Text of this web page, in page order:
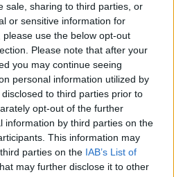
sale, sharing to third parties, or
or sensitive information for
use the below opt-out
Please note that after your
you may continue seeing
personal information utilized by
to third parties prior to
opt-out of the further
information by third parties on the
This information may
parties on the IAB’s List of
may further disclose it to other
a Szeged
Bartók
a nyíregyházi
növendékei is felléptek
táncosok is színesítik,
az egyes jeleneteket,
alatt török zenészek
meg, hasonlóképpen a
az olasz zenéé és
színpad, a Rákos
pedig szerb